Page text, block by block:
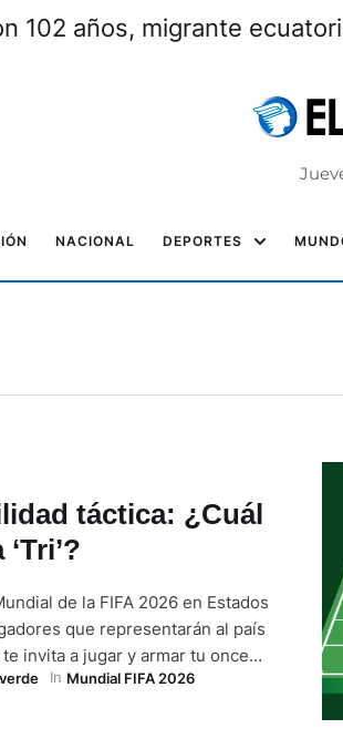
102 años, migrante
NACIONAL DEPORTES
táctica: ¿Cuál
de la FIFA 2026 en Estados
que representarán al país
invita a jugar y armar tu once
Beccacece los tres partidos ya
In Mundial FIFA 2026